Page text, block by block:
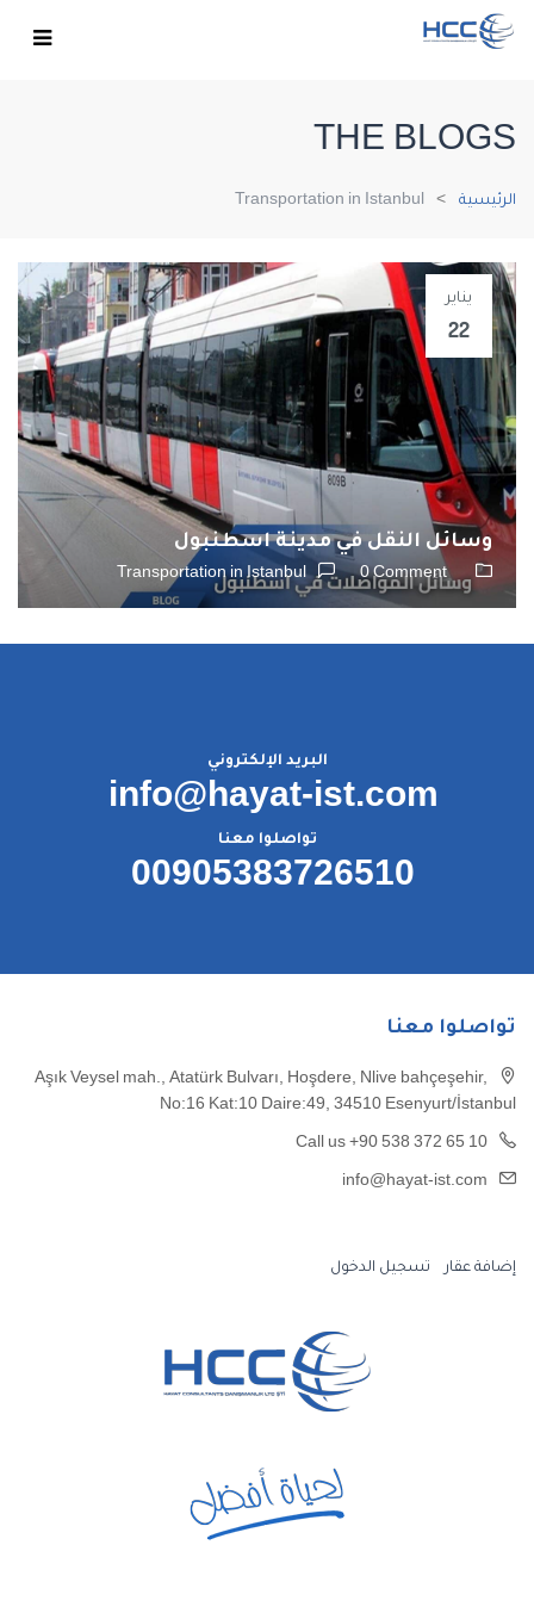
THE BLOGS
الرئيسية Transportation in Istanbul
يناير
22
وسائل النقل في مدينة اسطنبول
Transportation in Istanbul 0 Comment
البريد الإلكتروني
info@hayat-ist.com
تواصلوا معنا
00905383726510
تواصلوا معنا
Aşık Veysel mah., Atatürk Bulvarı, Hoşdere, Nlive bahçeşehir,
No:16 Kat:10 Daire:49, 34510 Esenyurt/İstanbul
Call us +90 538 372 65 10
info@hayat-ist.com
إضافة عقار تسجيل الدخول